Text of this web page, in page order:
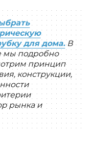
для дома.В
мы подробно
принцип
конструкции,
рынка и